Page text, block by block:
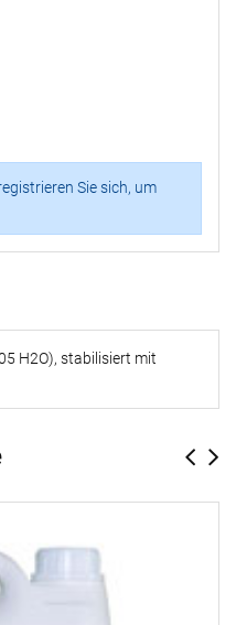
Sie sich, um
H2O), stabilisiert mit